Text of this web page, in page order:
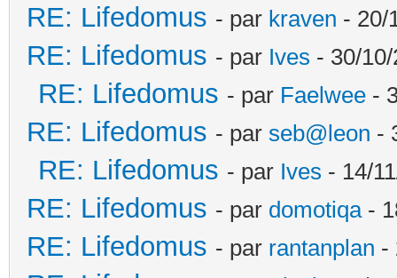
RE: Lifedomus - par kraven - 20/
RE: Lifedomus - par Ives - 30/
RE: Lifedomus - par Faelwee -
RE: Lifedomus - par seb@leon -
RE: Lifedomus - par Ives - 14/
RE: Lifedomus - par domotiqa-
RE: Lifedomus - par rantanplan -